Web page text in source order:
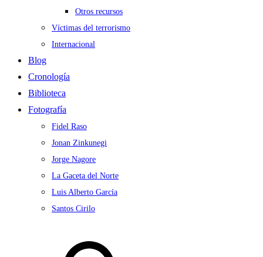
Otros recursos
Víctimas del terrorismo
Internacional
Blog
Cronología
Biblioteca
Fotografía
Fidel Raso
Jonan Zinkunegi
Jorge Nagore
La Gaceta del Norte
Luis Alberto García
Santos Cirilo